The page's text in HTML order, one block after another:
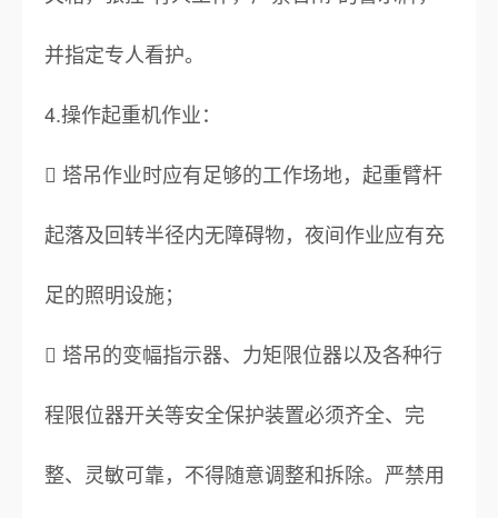
并指定专人看护。
4.操作起重机作业：
 塔吊作业时应有足够的工作场地，起重臂杆
起落及回转半径内无障碍物，夜间作业应有充
足的照明设施；
 塔吊的变幅指示器、力矩限位器以及各种行
程限位器开关等安全保护装置必须齐全、完
整、灵敏可靠，不得随意调整和拆除。严禁用